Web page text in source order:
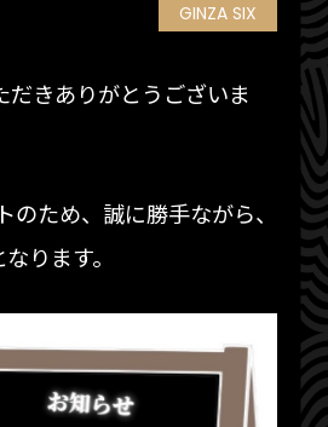
GINZA SIX
だきありがとうございま
ため、誠に勝手ながら、
ります。